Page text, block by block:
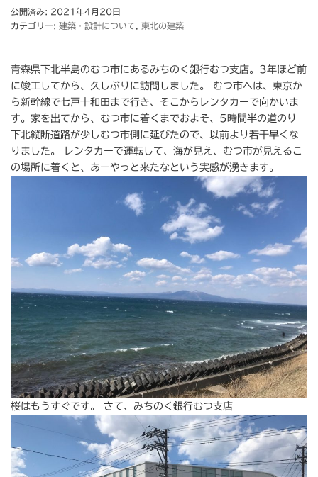
公開済み: 2021年4月20日
カテゴリー: 建築・設計について 東北の建築
青森県下北半島のむつ市にあるみちのく銀行むつ支店。3年ほど前
に竣工してから、久しぶりに訪問しました。 むつ市へは、東京か
ら新幹線で七戸十和田まで行き、そこからレンタカーで向かいま
す。家を出てから、むつ市に着くまでおよそ、5時間半の道のり
下北縦断道路が少しむつ市側に延びたので、以前より若干早くな
りました。 レンタカーで運転して、海が見え、むつ市が見えるこ
の場所に着くと、あーやっと来たなという実感が湧きます。
桜はもうすぐです。 さて、みちのく銀行むつ支店